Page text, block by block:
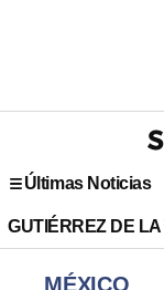
Últimas Noticias
GUTIÉRREZ DE
MÉXICO